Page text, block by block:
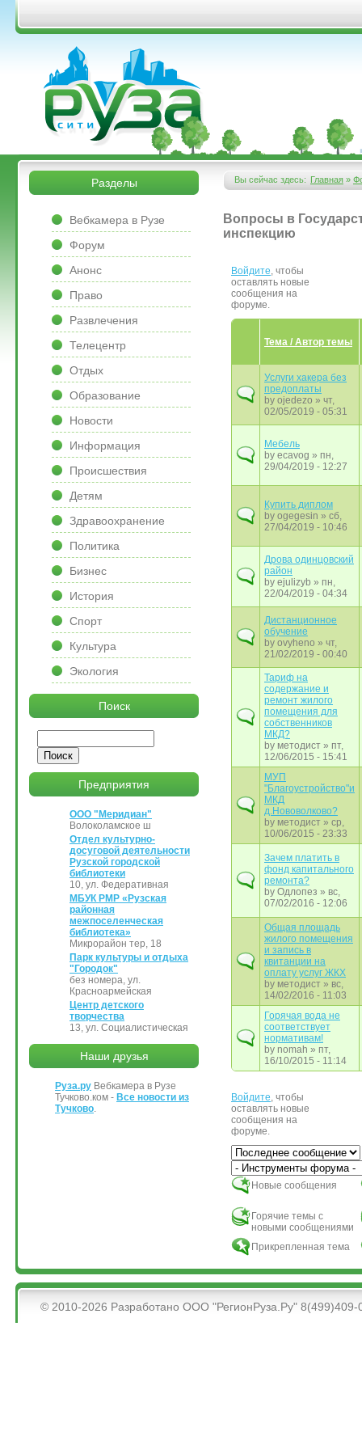
Перейти к основному содержанию
&bsps;
&bsps;
Вы сейчас здесь:
Вы здесь
Главная »
Вопросы в
инспекцию
Войдите, чтобы
оставлять новые
сообщения на
форуме.
Тема / Автор темы
Услуги хакера без
предоплаты
by ojedezo » чт,
02/05/2019 - 05:31
Мебель
by ecavog » пн,
29/04/2019 - 12:27
Купить диплом
by ogegesin » сб,
27/04/2019 - 10:46
Дрова одинцовский
район
by ejulizyb » пн,
22/04/2019 - 04:34
Дистанционное
обучение
by ovyheno » чт,
21/02/2019 - 00:40
Тариф на
содержание и
ремонт жилого
помещения для
собственников
МКД?
by методист » пт,
12/06/2015 - 15:41
МУП
"Благоустройство"и
МКД
д.Нововолково?
by методист » ср,
10/06/2015 - 23:33
Зачем платить в
фонд капитального
ремонта?
by Одлопез » вс,
07/02/2016 - 12:06
Общая площадь
жилого помещения
и запись в
квитанции на
оплату услуг ЖКХ
by методист » вс,
14/02/2016 - 11:03
Горячая вода не
соответствует
нормативам!
by nomah » пт,
16/10/2015 - 11:14
Войдите, чтобы
оставлять новые
сообщения на
форуме.
Сортировка по
Новые сообщения
Горячие темы с
новыми сообщениями
Прикрепленная тема
Разделы
Вебкамера в Рузе
Форум
Анонс
Право
Развлечения
Телецентр
Отдых
Образование
Новости
Информация
Происшествия
Детям
Здравоохранение
Политика
Бизнес
История
Спорт
Культура
Экология
Поиск
Предприятия
ООО "Меридиан"
Волоколамское ш
Отдел культурно-
досуговой деятельности
Рузской городской
библиотеки
10, ул. Федеративная
МБУК РМР «Рузская
районная
межпоселенческая
библиотека»
Микрорайон тер, 18
Парк культуры и отдыха
"Городок"
без номера, ул.
Красноармейская
Центр детского
творчества
13, ул. Социалистическая
Наши друзья
Руза.ру Вебкамера в Рузе
Тучково.ком - Все новости из
Тучково.
&bsps;
© 2010-2026 Разработано ООО "РегионРуза.Ру" 8(499)409-